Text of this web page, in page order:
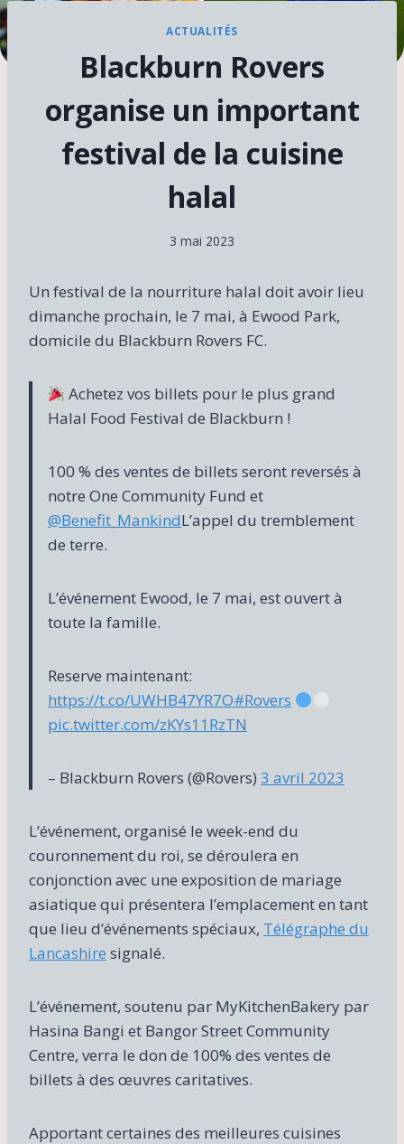
ACTUALITÉS
Blackburn Rovers
organise un important
festival de la cuisine
halal
3 mai 2023
Un festival de la nourriture halal doit avoir lieu
dimanche prochain, le 7 mai, à Ewood Park,
domicile du Blackburn Rovers FC.
Achetez vos billets pour le plus grand
Halal Food Festival de Blackburn !
100 % des ventes de billets seront reversés à
notre One Community Fund et
@Benefit_MankindL’appel du tremblement
de terre.
L’événement Ewood, le 7 mai, est ouvert à
toute la famille.
Reserve maintenant:
https://t.co/UWHB47YR7O#Rovers
pic.twitter.com/zKYs11RzTN
– Blackburn Rovers (@Rovers) 3 avril 2023
L’événement, organisé le week-end du
couronnement du roi, se déroulera en
conjonction avec une exposition de mariage
asiatique qui présentera l’emplacement en tant
que lieu d’événements spéciaux, Télégraphe du
Lancashire signalé.
L’événement, soutenu par MyKitchenBakery par
Hasina Bangi et Bangor Street Community
Centre, verra le don de 100% des ventes de
billets à des œuvres caritatives.
Apportant certaines des meilleures cuisines